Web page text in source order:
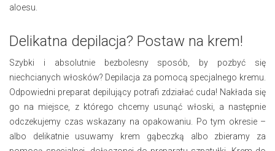
aloesu.
Delikatna depilacja? Postaw na krem!
Szybki i absolutnie bezbolesny sposób, by pozbyć się
niechcianych włosków? Depilacja za pomocą specjalnego kremu.
Odpowiedni preparat depilujący potrafi zdziałać cuda! Nakłada się
go na miejsce, z którego chcemy usunąć włoski, a następnie
odczekujemy czas wskazany na opakowaniu. Po tym okresie –
albo delikatnie usuwamy krem gąbeczką albo zbieramy za